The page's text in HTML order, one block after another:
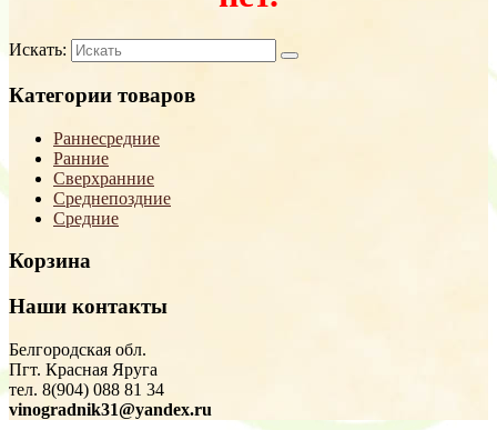
Искать:
Категории товаров
Раннесредние
Ранние
Сверхранние
Среднепоздние
Средние
Корзина
Наши контакты
Белгородская обл.
Пгт. Красная Яруга
тел. 8(904) 088 81 34
vinogradnik31@yandex.ru